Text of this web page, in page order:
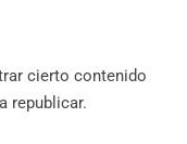
cierto contenido
republicar.